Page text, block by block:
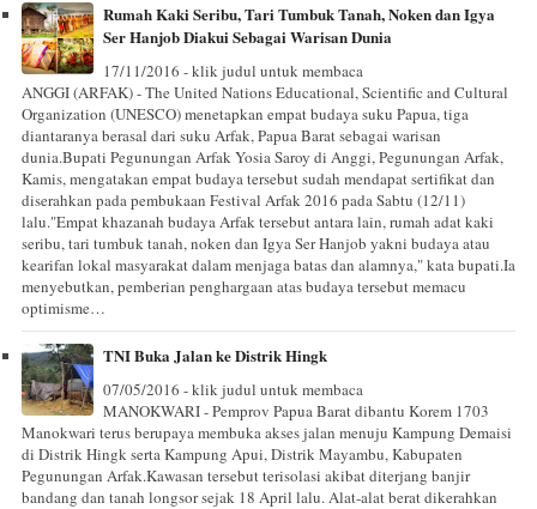
Rumah Kaki Seribu, Tari Tumbuk Tanah, Noken dan Igya
Ser Hanjob Diakui Sebagai Warisan Dunia
17/11/2016 - klik judul untuk membaca
ANGGI (ARFAK) - The United Nations Educational, Scientific and Cultural
Organization (UNESCO) menetapkan empat budaya suku Papua, tiga
diantaranya berasal dari suku Arfak, Papua Barat sebagai warisan
dunia.Bupati Pegunungan Arfak Yosia Saroy di Anggi, Pegunungan Arfak,
Kamis, mengatakan empat budaya tersebut sudah mendapat sertifikat dan
diserahkan pada pembukaan Festival Arfak 2016 pada Sabtu (12/11)
lalu."Empat khazanah budaya Arfak tersebut antara lain, rumah adat kaki
seribu, tari tumbuk tanah, noken dan Igya Ser Hanjob yakni budaya atau
kearifan lokal masyarakat dalam menjaga batas dan alamnya," kata bupati.Ia
menyebutkan, pemberian penghargaan atas budaya tersebut memacu
optimisme…
TNI Buka Jalan ke Distrik Hingk
07/05/2016 - klik judul untuk membaca
MANOKWARI - Pemprov Papua Barat dibantu Korem 1703
Manokwari terus berupaya membuka akses jalan menuju Kampung Demaisi
di Distrik Hingk serta Kampung Apui, Distrik Mayambu, Kabupaten
Pegunungan Arfak.Kawasan tersebut terisolasi akibat diterjang banjir
bandang dan tanah longsor sejak 18 April lalu. Alat-alat berat dikerahkan